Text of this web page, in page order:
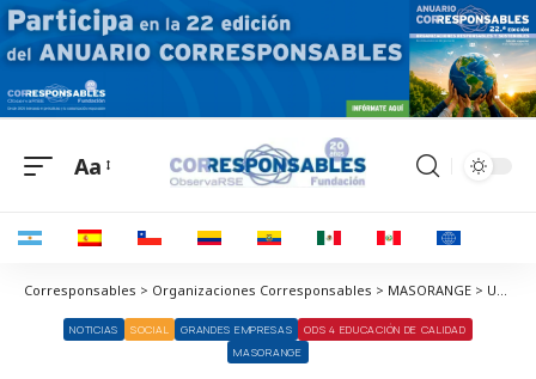
Aa
Corresponsables > Organizaciones Corresponsables > MASORANGE > Un alumno del Colegio Miravalles – El Redín, de Cizur Menor, gana la 45ª edición del concurso “¿Qué es un rey para ti?” en Navarra
NOTICIAS SOCIAL GRANDES EMPRESAS
ODS 4 EDUCACIÓN DE CALIDAD
MASORANGE